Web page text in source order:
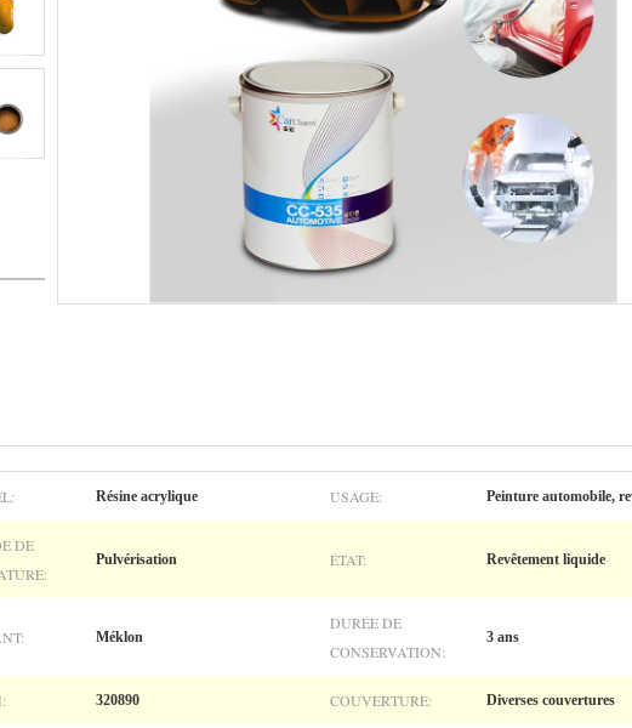
Résine acrylique USAGE: Peinture automobile,
DE
Pulvérisation ÉTAT: Revêtement liquide
Méklon
DURÉE DE
CONSERVATION:
3 ans
320890 COUVERTURE: Diverses couvertures